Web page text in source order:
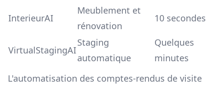
InterieurAI
Meublement et
rénovation
10 secondes
VirtualStagingAI
Staging
automatique
Quelques
minutes
L'automatisation des comptes-rendus de visite